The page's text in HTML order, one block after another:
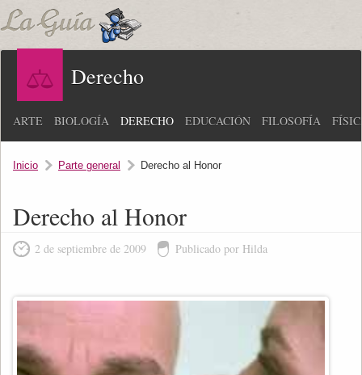
Derecho
ARTE BIOLOGÍA DERECHO EDUCACIÓN FILOSOFÍA
Inicio Parte general Derecho al Honor
Derecho al Honor
2 de septiembre de 2009 Publicado por Hilda